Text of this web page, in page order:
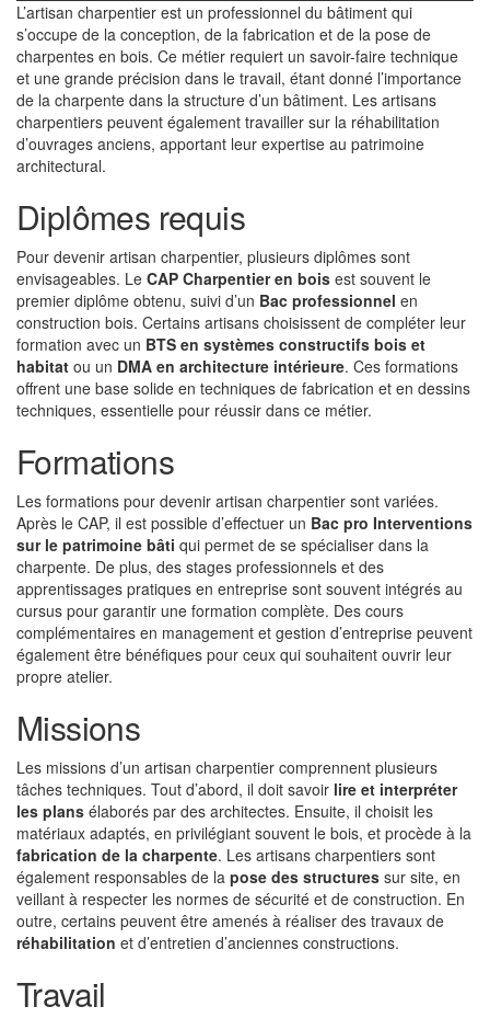
L’artisan charpentier est un professionnel du bâtiment qui
s’occupe de la conception, de la fabrication et de la pose de
charpentes en bois. Ce métier requiert un savoir-faire technique
et une grande précision dans le travail, étant donné l’importance
de la charpente dans la structure d’un bâtiment. Les artisans
charpentiers peuvent également travailler sur la réhabilitation
d’ouvrages anciens, apportant leur expertise au patrimoine
architectural.
Diplômes requis
Pour devenir artisan charpentier, plusieurs diplômes sont
envisageables. Le CAP Charpentier en bois est souvent le
premier diplôme obtenu, suivi d’un Bac professionnel en
construction bois. Certains artisans choisissent de compléter leur
formation avec un BTS en systèmes constructifs bois et
habitat ou un DMA en architecture intérieure. Ces formations
offrent une base solide en techniques de fabrication et en dessins
techniques, essentielle pour réussir dans ce métier.
Formations
Les formations pour devenir artisan charpentier sont variées.
Après le CAP, il est possible d’effectuer un Bac pro Interventions
sur le patrimoine bâti qui permet de se spécialiser dans la
charpente. De plus, des stages professionnels et des
apprentissages pratiques en entreprise sont souvent intégrés au
cursus pour garantir une formation complète. Des cours
complémentaires en management et gestion d’entreprise peuvent
également être bénéfiques pour ceux qui souhaitent ouvrir leur
propre atelier.
Missions
Les missions d’un artisan charpentier comprennent plusieurs
tâches techniques. Tout d’abord, il doit savoir lire et interpréter
les plans élaborés par des architectes. Ensuite, il choisit les
matériaux adaptés, en privilégiant souvent le bois, et procède à la
fabrication de la charpente. Les artisans charpentiers sont
également responsables de la pose des structures sur site, en
veillant à respecter les normes de sécurité et de construction. En
outre, certains peuvent être amenés à réaliser des travaux de
réhabilitation et d’entretien d’anciennes constructions.
Travail